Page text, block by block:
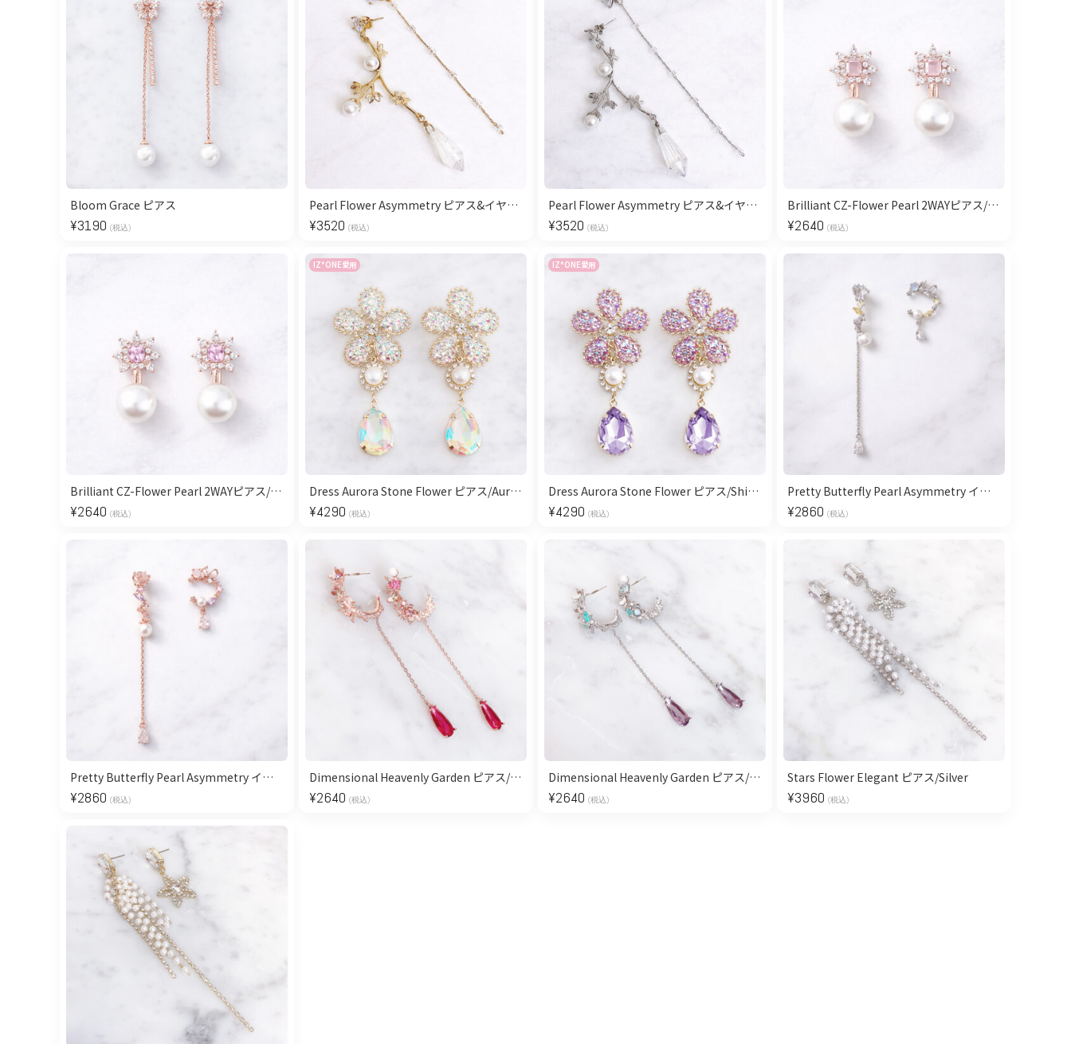
Bloom Grace ピアス
¥3190 (税込)
Pearl Flower Asymmetry ピアス&イヤリング/Gold
¥3520 (税込)
Pearl Flower Asymmetry ピアス&イヤリング/Silver
¥3520 (税込)
Brilliant CZ-Flower Pearl 2WAYピアス/Ice Pink
¥2640 (税込)
Brilliant CZ-Flower Pearl 2WAYピアス/Clear Pink
¥2640 (税込)
IZ*ONE愛用
Dress Aurora Stone Flower ピアス/Aurora
¥4290 (税込)
IZ*ONE愛用
Dress Aurora Stone Flower ピアス/Shine Purple
¥4290 (税込)
Pretty Butterfly Pearl Asymmetry イヤリング/Silver
¥2860 (税込)
Pretty Butterfly Pearl Asymmetry イヤリング/Pink Gold
¥2860 (税込)
Dimensional Heavenly Garden ピアス/Pink Gold
¥2640 (税込)
Dimensional Heavenly Garden ピアス/Silver
¥2640 (税込)
Stars Flower Elegant ピアス/Silver
¥3960 (税込)